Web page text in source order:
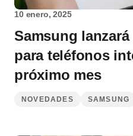
10 enero, 2025
Samsung
para teléfonos
próximo mes
NOVEDADES SAMSUNG